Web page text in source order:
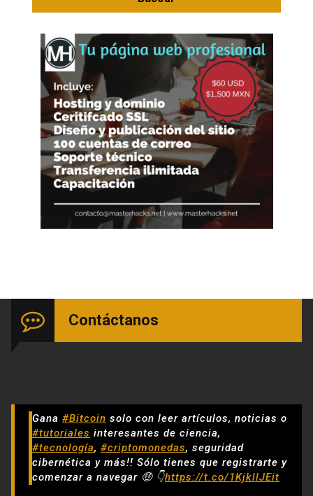
Contáctanos
Gana #Bitcoin solo con leer artículos, noticias o
#tutoriales interesantes de ciencia,
#tecnología, #criptomonedas, seguridad
cibernética y más!! Sólo tienes que registrarte y
comenzar a navegar 🤑 👇https://t.co/1KjkllJEit